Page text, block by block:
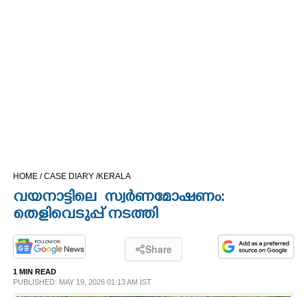
HOME /CASE DIARY /KERALA
വയനാട്ടിലെ ​ സ്വ​ർ​ണമോഷണം:​ ​
തെളിവെടുപ്പ് നടത്തി
Share
1 MIN READ
PUBLISHED: MAY 19, 2026 01:13 AM IST